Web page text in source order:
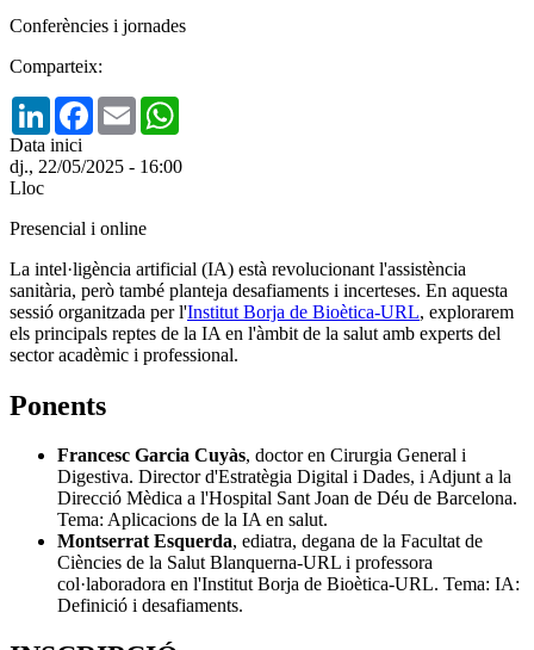
Conferències i jornades
Comparteix:
LinkedInFacebook
Email
Data inici
dj., 22/05/2025 - 16:00
Lloc
Presencial i online
La intel·ligència artificial (IA) està revolucionant l'assistència
sanitària, però també planteja desafiaments i incerteses. En aquesta
sessió organitzada per l'Institut Borja de Bioètica-URL, explorarem
els principals reptes de la IA en l'àmbit de la salut amb experts del
sector acadèmic i professional.
Ponents
Francesc Garcia Cuyàs, doctor en Cirurgia General i
Digestiva. Director d'Estratègia Digital i Dades, i Adjunt a la
Direcció Mèdica a l'Hospital Sant Joan de Déu de Barcelona.
Tema: Aplicacions de la IA en salut.
Montserrat Esquerda, ediatra, degana de la Facultat de
Ciències de la Salut Blanquerna-URL i professora
col·laboradora en l'Institut Borja de Bioètica-URL. Tema: IA:
Definició i desafiaments.